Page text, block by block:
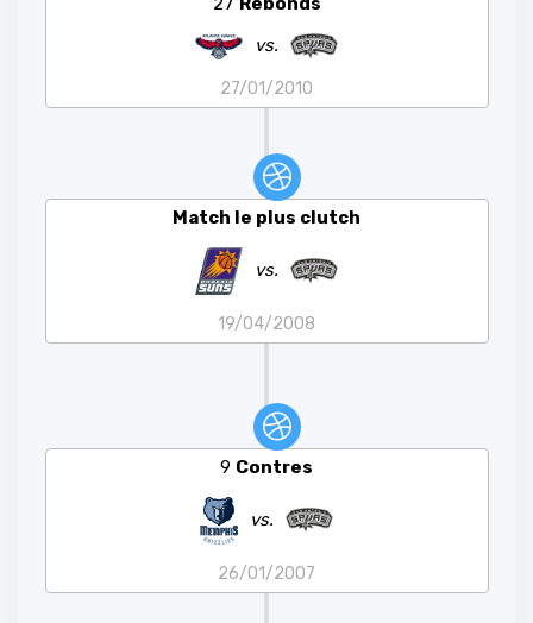
vs.
27/01/2010
Match le plus clutch
vs.
19/04/2008
9 Contres
vs.
26/01/2007